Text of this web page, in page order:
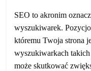
SEO to akronim
wyszukiwarek.
któremu Twoja strona
wyszukiwarkach
może skutkować